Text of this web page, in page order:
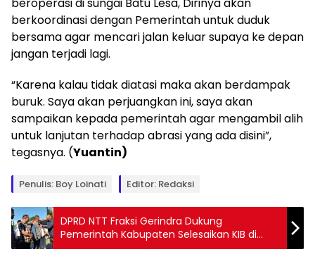
berkoordinasi dengan Pemerintah untuk duduk
bersama agar mencari jalan keluar supaya ke depan
jangan terjadi lagi.
“Karena kalau tidak diatasi maka akan berdampak
buruk. Saya akan perjuangkan ini, saya akan
sampaikan kepada pemerintah agar mengambil alih
untuk lanjutan terhadap abrasi yang ada disini”,
tegasnya. (Yuantin)
Penulis: Boy Loinati Editor: Redaksi
DPRD NTT Fraksi Gerindra Dukung
Pemerintah Kabupaten Selesaikan KIB di
Kupang Barat